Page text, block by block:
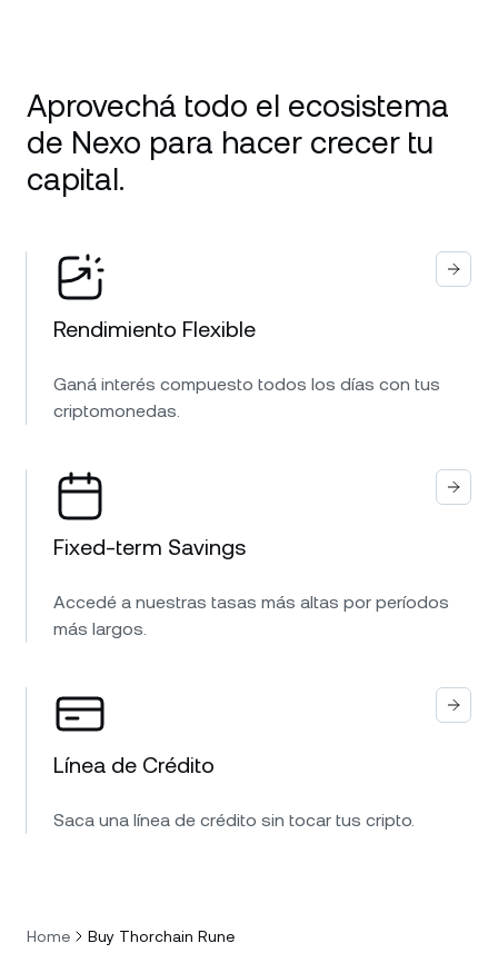
Aprovechá todo el ecosistema
de Nexo para hacer crecer tu
capital.
Rendimiento Flexible
Ganá interés compuesto todos los días con tus
criptomonedas.
Fixed-term Savings
Accedé a nuestras tasas más altas por períodos
más largos.
Línea de Crédito
Saca una línea de crédito sin tocar tus cripto.
Home Buy Thorchain Rune